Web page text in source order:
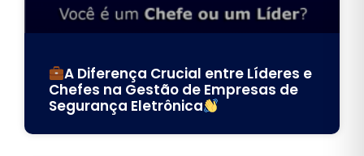
A Diferença Crucial entre Líderes e
Chefes na Gestão de Empresas de
Segurança Eletrônica